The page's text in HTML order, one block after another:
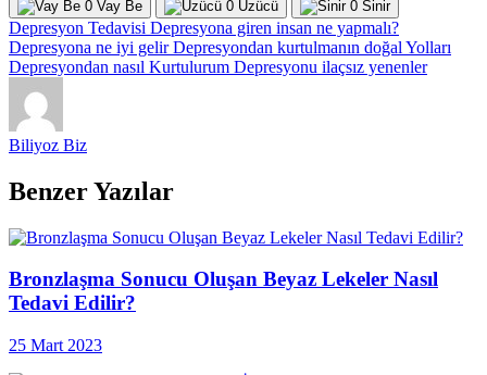
0 Vay Be 0 Üzücü 0 Sinir
Depresyon Tedavisi Depresyona giren insan ne yapmalı?
Depresyona ne iyi gelirDepresyondan kurtulmanın doğal Yolları
Depresyondan nasıl Kurtulurum Depresyonu ilaçsız yenenler
Biliyoz Biz
Benzer Yazılar
Bronzlaşma Sonucu Oluşan Beyaz Lekeler Nasıl
Tedavi Edilir?
25 Mart 2023